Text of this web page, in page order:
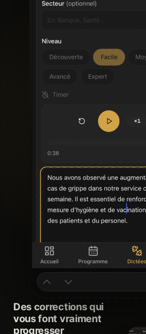
Des corrections qui
vous font vraiment
progresser